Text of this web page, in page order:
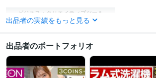
ビジネス・クリエイティブツール
Adobe Premiere Pro:6年ゆっくりMovieMaker:3年
得意分野
動画編集・映像制作 youtubeやショート動画の編集
動画制作
SNS運用代行
PR
出品者の実績をもっと見る
出品者のポートフォリオ